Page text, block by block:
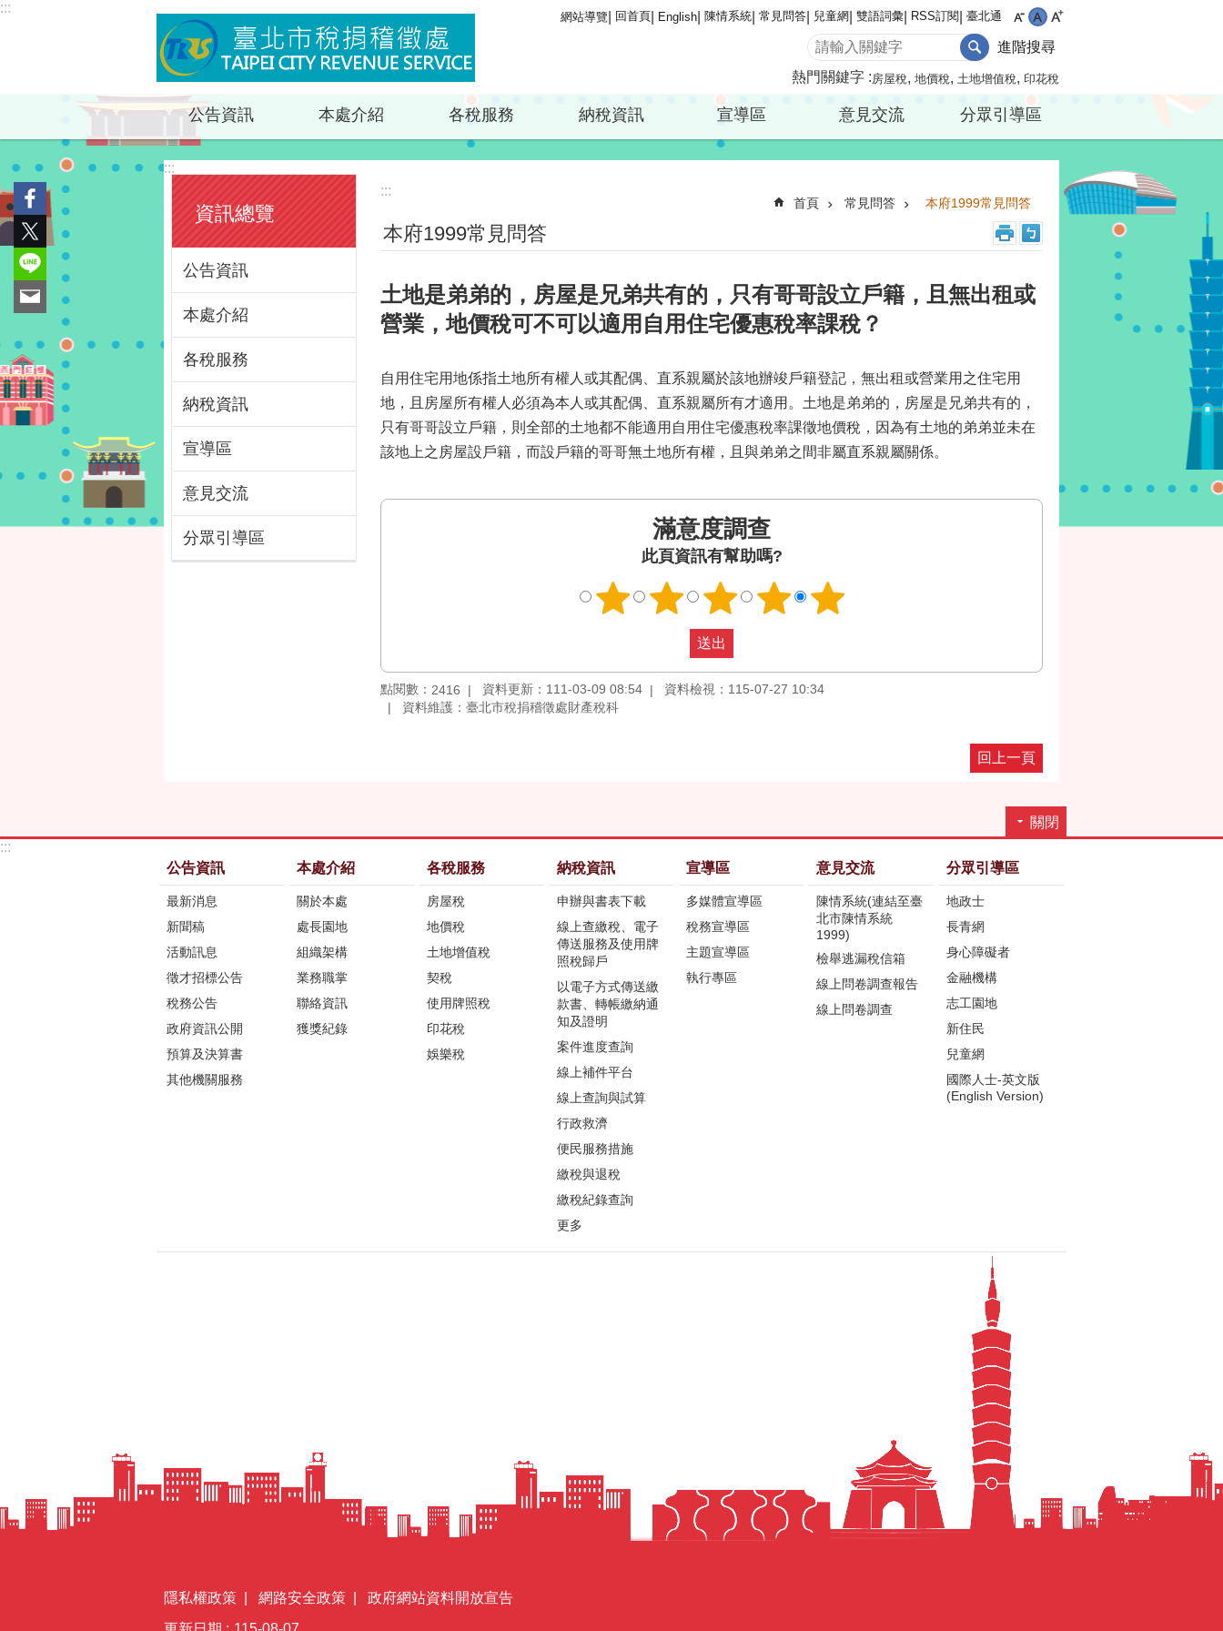
跳到主要內容區塊
:::
網站導覽 回首頁 English 陳情系統 常見問答 兒童網 雙語詞彙 RSS訂閱 臺北通
進階搜尋
熱門關鍵字
房屋稅 地價稅 土地增值稅 印花稅
公告資訊 本處介紹 各稅服務 納稅資訊 宣導區 意見交流 分眾引導區
:::
資訊總覽
公告資訊
本處介紹
各稅服務
納稅資訊
宣導區
意見交流
分眾引導區
:::
首頁 常見問答 本府1999常見問答
本府1999常見問答
土地是弟弟的，房屋是兄弟共有的，只有哥哥設立戶籍，且無出租或
營業，地價稅可不可以適用自用住宅優惠稅率課稅？
自用住宅用地係指土地所有權人或其配偶、直系親屬於該地辦竣戶籍登記，無出租或營業用之住宅用
地，且房屋所有權人必須為本人或其配偶、直系親屬所有才適用。土地是弟弟的，房屋是兄弟共有的，
只有哥哥設立戶籍，則全部的土地都不能適用自用住宅優惠稅率課徵地價稅，因為有土地的弟弟並未在
該地上之房屋設戶籍，而設戶籍的哥哥無土地所有權，且與弟弟之間非屬直系親屬關係。
滿意度調查
此頁資訊有幫助嗎?
點閱數： 2416 資料更新：111-03-09 08:54
資料檢視：115-07-27 10:34
資料維護：臺北市稅捐稽徵處財產稅科
回上一頁
關閉
:::
公告資訊
最新消息
新聞稿
活動訊息
徵才招標公告
稅務公告
政府資訊公開
預算及決算書
其他機關服務
本處介紹
關於本處
處長園地
組織架構
業務職掌
聯絡資訊
獲獎紀錄
各稅服務
房屋稅
地價稅
土地增值稅
契稅
使用牌照稅
印花稅
娛樂稅
納稅資訊
申辦與書表下載
線上查繳稅、電子
傳送服務及使用牌
照稅歸戶
以電子方式傳送繳
款書、轉帳繳納通
知及證明
案件進度查詢
線上補件平台
線上查詢與試算
行政救濟
便民服務措施
繳稅與退稅
繳稅紀錄查詢
更多
宣導區
多媒體宣導區
稅務宣導區
主題宣導區
執行專區
意見交流
陳情系統(連結至臺
北市陳情系統
1999)
檢舉逃漏稅信箱
線上問卷調查報告
線上問卷調查
分眾引導區
地政士
長青網
身心障礙者
金融機構
志工園地
新住民
兒童網
國際人士-英文版
(English Version)
隱私權政策 網路安全政策
政府網站資料開放宣告